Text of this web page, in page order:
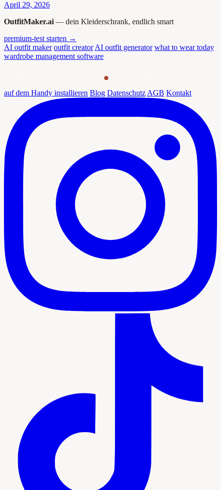
April 29, 2026
OutfitMaker.ai — dein Kleiderschrank, endlich smart
premium-test starten →
AI outfit maker outfit creator AI outfit generator what to wear today
wardrobe management software
auf dem Handy installieren Blog Datenschutz AGB Kontakt